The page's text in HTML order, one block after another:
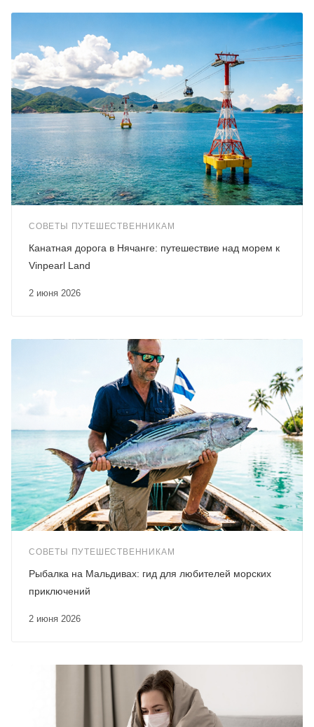
СОВЕТЫ ПУТЕШЕСТВЕННИКАМ
2 июня 2026
Канатная дорога в Нячанге: путешествие над морем к
Vinpearl Land
СОВЕТЫ ПУТЕШЕСТВЕННИКАМ
2 июня 2026
Рыбалка на Мальдивах: гид для любителей морских
приключений